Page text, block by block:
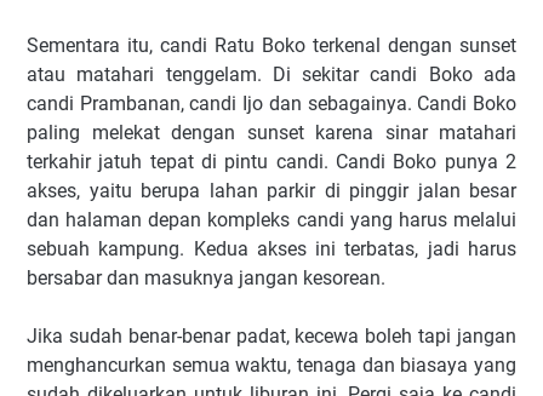
Sementara itu, candi Ratu Boko terkenal dengan sunset
atau matahari tenggelam. Di sekitar candi Boko ada
candi Prambanan, candi Ijo dan sebagainya. Candi Boko
paling melekat dengan sunset karena sinar matahari
terkahir jatuh tepat di pintu candi. Candi Boko punya 2
akses, yaitu berupa lahan parkir di pinggir jalan besar
dan halaman depan kompleks candi yang harus melalui
sebuah kampung. Kedua akses ini terbatas, jadi harus
bersabar dan masuknya jangan kesorean.
Jika sudah benar-benar padat, kecewa boleh tapi jangan
menghancurkan semua waktu, tenaga dan biasaya yang